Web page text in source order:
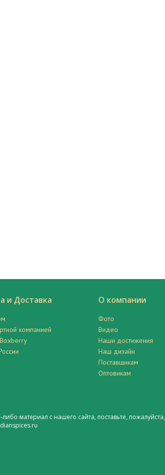
и Доставка
компанией
О компании
Фото
Видео
Наши достижения
Наш дизайн
Поставщикам
Оптовикам
материал с нашего сайта, поставьте, пожалуйста,